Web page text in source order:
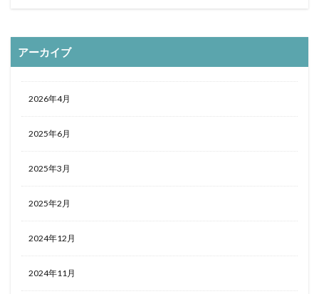
アーカイブ
2026年4月
2025年6月
2025年3月
2025年2月
2024年12月
2024年11月